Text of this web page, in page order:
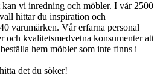
kan vi inredning och möbler. I vår 2500
hittar du inspiration och
varumärken. Vår erfarna personal
och kvalitetsmedvetna konsumenter att
hem möbler som inte finns i
det du söker!